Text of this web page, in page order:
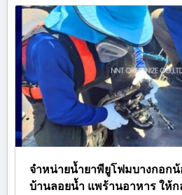
จำหน่ายน้ำยาพียูโฟมบางกอก
บ้านลอยน้ำ แพร้านอาหาร ให้